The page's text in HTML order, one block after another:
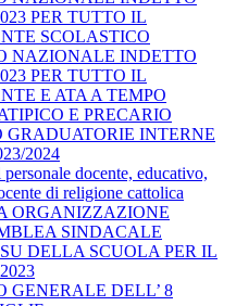
PER TUTTO IL
SCOLASTICO
NAZIONALE INDETTO
PER TUTTO IL
E ATA A TEMPO
E PRECARIO
INTERNE
2024
docente, educativo,
di religione cattolica
ORGANIZZAZIONE
SINDACALE
DELLA SCUOLA PER IL
GENERALE DELL’ 8